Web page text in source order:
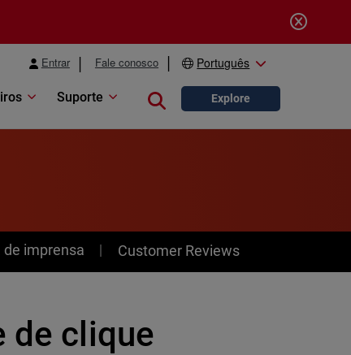
Entrar Fale conosco Português
Suporte Close search
Explore
de imprensa Customer Reviews
de clique